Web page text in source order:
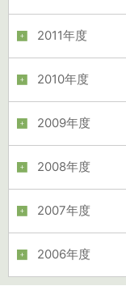
2011年度
2010年度
2009年度
2008年度
2007年度
2006年度